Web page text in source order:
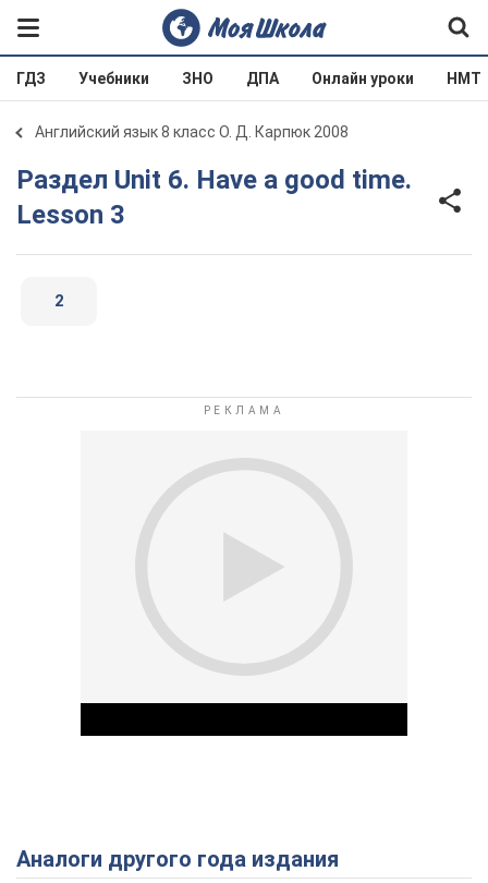
ГДЗ Учебники ЗНО ДПА Онлайн уроки НМТ
Английский язык 8 класс О. Д. Карпюк 2008
Раздел Unit 6. Have a good time.
Lesson 3
2
Play Video
Аналоги другого года издания